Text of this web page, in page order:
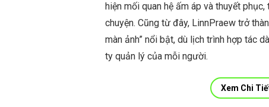
hiện mối quan hệ ấm áp và thuyết
chuyện. Cũng từ đây, LinnPraew trở
màn ảnh” nổi bật, dù lịch trình hợp tác
ty quản lý của mỗi người.
Xem Chi